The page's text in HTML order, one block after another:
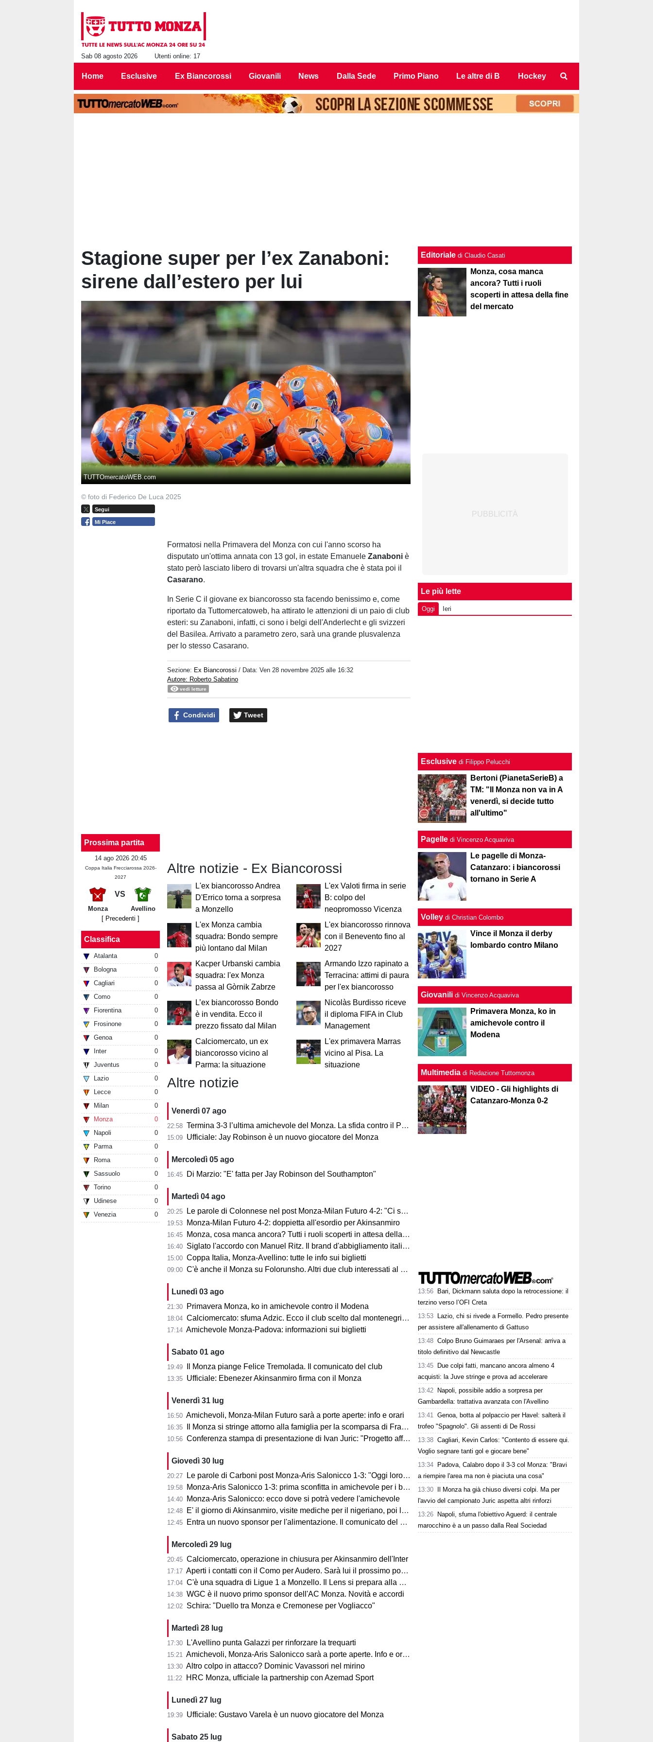
Sab 08 agosto 2026 Utenti online: 17
Home Esclusive Ex Biancorossi Giovanili News Dalla Sede Primo Piano Le altre di B Hockey
Stagione super per l’ex Zanaboni:
sirene dall’estero per lui
TUTTOmercatoWEB.com
© foto di Federico De Luca 2025
Segui
Mi Piace
Prossima partita
14 ago 2026 20:45
Coppa Italia Frecciarossa 2026-
2027
VS
Monza
Avellino
[ Precedenti ]
Classifica
Atalanta
0
Bologna
0
Cagliari
0
Como
0
Fiorentina
0
Frosinone
0
Genoa
0
Inter
0
Juventus
0
Lazio
0
Lecce
0
Milan
0
Monza
0
Napoli
0
Parma
0
Roma
0
Sassuolo
0
Torino
0
Udinese
0
Venezia
0
Formatosi nella Primavera del Monza con cui l'anno scorso ha
disputato un'ottima annata con 13 gol, in estate EmanueleZanaboni è
stato però lasciato libero di trovarsi un'altra squadra che è stata poi il
Casarano.
In Serie C il giovane ex biancorosso sta facendo benissimo e, come
riportato da Tuttomercatoweb, ha attirato le attenzioni di un paio di club
esteri: su Zanaboni, infatti, ci sono i belgi dell'Anderlecht e gli svizzeri
del Basilea. Arrivato a parametro zero, sarà una grande plusvalenza
per lo stesso Casarano.
Sezione: Ex Biancorossi / Data:Ven 28 novembre 2025 alle 16:32
Autore: Roberto Sabatino
vedi letture
Condividi Tweet
Altre notizie - Ex Biancorossi
L'ex biancorosso Andrea
D'Errico torna a sorpresa
a Monzello
L'ex Valoti firma in serie
B: colpo del
neopromosso Vicenza
L'ex Monza cambia
squadra: Bondo sempre
più lontano dal Milan
L'ex biancorosso rinnova
con il Benevento fino al
2027
Kacper Urbanski cambia
squadra: l'ex Monza
passa al Gòrnik Zabrze
Armando Izzo rapinato a
Terracina: attimi di paura
per l'ex biancorosso
L’ex biancorosso Bondo
è in vendita. Ecco il
prezzo fissato dal Milan
Nicolàs Burdisso riceve
il diploma FIFA in Club
Management
Calciomercato, un ex
biancorosso vicino al
Parma: la situazione
L'ex primavera Marras
vicino al Pisa. La
situazione
Altre notizie
Venerdì 07 ago
22:58 Termina 3-3 l’ultima amichevole del Monza. La sfida contro il Padova si concentra nella ripresa.
15:09 Ufficiale: Jay Robinson è un nuovo giocatore del Monza
Mercoledì 05 ago
16:45 Di Marzio: "E' fatta per Jay Robinson del Southampton"
Martedì 04 ago
20:25 Le parole di Colonnese nel post Monza-Milan Futuro 4-2: "Ci sentiamo importanti"
19:53 Monza-Milan Futuro 4-2: doppietta all'esordio per Akinsanmiro
16:45 Monza, cosa manca ancora? Tutti i ruoli scoperti in attesa della fine del mercato
16:40 Siglato l'accordo con Manuel Ritz. Il brand d'abbigliamento italiano vestirà il Monza
15:00 Coppa Italia, Monza-Avellino: tutte le info sui biglietti
09:00 C'è anche il Monza su Folorunsho. Altri due club interessati al giocatore
Lunedì 03 ago
21:30 Primavera Monza, ko in amichevole contro il Modena
18:04 Calciomercato: sfuma Adzic. Ecco il club scelto dal montenegrino.
17:14 Amichevole Monza-Padova: informazioni sui biglietti
Sabato 01 ago
19:49 Il Monza piange Felice Tremolada. Il comunicato del club
13:35 Ufficiale: Ebenezer Akinsanmiro firma con il Monza
Venerdì 31 lug
16:50 Amichevoli, Monza-Milan Futuro sarà a porte aperte: info e orari
16:35 Il Monza si stringe attorno alla famiglia per la scomparsa di Franco Baresi
10:56 Conferenza stampa di presentazione di Ivan Juric: "Progetto affascinante"
Giovedì 30 lug
20:27 Le parole di Carboni post Monza-Aris Salonicco 1-3: "Oggi loro più bravi di noi"
19:58 Monza-Aris Salonicco 1-3: prima sconfitta in amichevole per i brianzoli
14:40 Monza-Aris Salonicco: ecco dove si potrà vedere l'amichevole
12:48 E' il giorno di Akinsanmiro, visite mediche per il nigeriano, poi la firma
12:45 Entra un nuovo sponsor per l'alimentazione. Il comunicato del club biancorosso
Mercoledì 29 lug
20:45 Calciomercato, operazione in chiusura per Akinsanmiro dell'Inter
17:17 Aperti i contatti con il Como per Audero. Sarà lui il prossimo portiere biancorosso?
17:04 C'è una squadra di Ligue 1 a Monzello. Il Lens si prepara alla Como Cup in Brianza
14:38 WGC è il nuovo primo sponsor dell'AC Monza. Novità e accordi
12:02 Schira: "Duello tra Monza e Cremonese per Vogliacco"
Martedì 28 lug
17:30 L'Avellino punta Galazzi per rinforzare la trequarti
15:21 Amichevoli, Monza-Aris Salonicco sarà a porte aperte. Info e orari
13:30 Altro colpo in attacco? Dominic Vavassori nel mirino
11:22 HRC Monza, ufficiale la partnership con Azemad Sport
Lunedì 27 lug
19:39 Ufficiale: Gustavo Varela è un nuovo giocatore del Monza
Sabato 25 lug
Editoriale di Claudio Casati
Monza, cosa manca
ancora? Tutti i ruoli
scoperti in attesa della fine
del mercato
Le più lette
Oggi Ieri
Esclusive di Filippo Pelucchi
Bertoni (PianetaSerieB) a
TM: "Il Monza non va in A
venerdì, si decide tutto
all'ultimo"
Pagelle di Vincenzo Acquaviva
Le pagelle di Monza-
Catanzaro: i biancorossi
tornano in Serie A
Volley di Christian Colombo
Vince il Monza il derby
lombardo contro Milano
Giovanili di Vincenzo Acquaviva
Primavera Monza, ko in
amichevole contro il
Modena
Multimedia di Redazione Tuttomonza
VIDEO - Gli highlights di
Catanzaro-Monza 0-2
13:56
Bari, Dickmann saluta dopo la retrocessione: il
terzino verso l’OFI Creta
13:53
Lazio, chi si rivede a Formello. Pedro presente
per assistere all'allenamento di Gattuso
13:48 Colpo Bruno Guimaraes per l'Arsenal: arriva a
titolo definitivo dal Newcastle
13:45
Due colpi fatti, mancano ancora almeno 4
acquisti: la Juve stringe e prova ad accelerare
13:42
Napoli, possibile addio a sorpresa per
Gambardella: trattativa avanzata con l'Avellino
13:41 Genoa, botta al polpaccio per Havel: salterà il
trofeo "Spagnolo". Gli assenti di De Rossi
13:38 Cagliari, Kevin Carlos: "Contento di essere qui.
Voglio segnare tanti gol e giocare bene"
13:34
Padova, Calabro dopo il 3-3 col Monza: "Bravi
a riempire l'area ma non è piaciuta una cosa"
13:30
Il Monza ha già chiuso diversi colpi. Ma per
l'avvio del campionato Juric aspetta altri rinforzi
13:26
Napoli, sfuma l'obiettivo Aguerd: il centrale
marocchino è a un passo dalla Real Sociedad